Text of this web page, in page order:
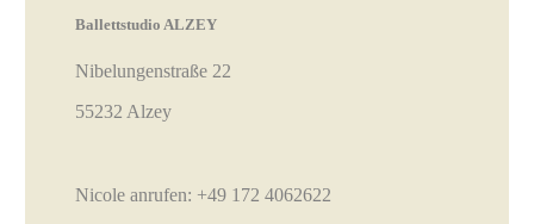
Ballettstudio ALZEY
Nibelungenstraße 22
55232 Alzey
Nicole anrufen: +49 172 4062622